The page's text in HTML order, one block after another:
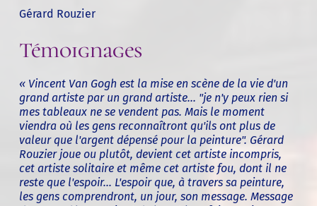
Gérard Rouzier
Témoignages
« Vincent Van Gogh est la mise en scène de la vie d'un
grand artiste par un grand artiste... "je n'y peux rien si
mes tableaux ne se vendent pas. Mais le moment
viendra où les gens reconnaîtront qu'ils ont plus de
valeur que l'argent dépensé pour la peinture". Gérard
Rouzier joue ou plutôt, devient cet artiste incompris,
cet artiste solitaire et même cet artiste fou, dont il ne
reste que l'espoir... L'espoir que, à travers sa peinture,
les gens comprendront, un jour, son message. Message